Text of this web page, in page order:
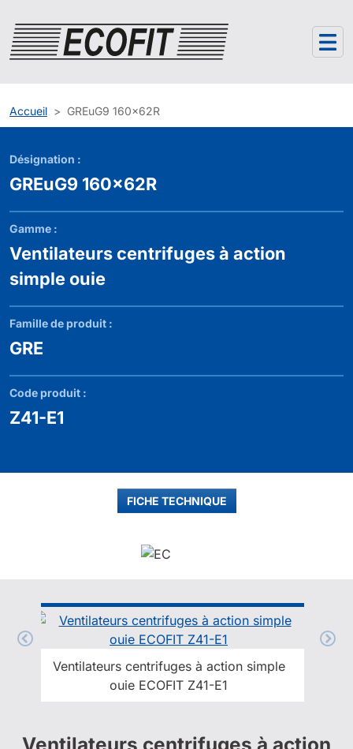
Accueil GREuG9 160x62R
Désignation :
GREuG9 160x62R
Gamme :
Ventilateurs centrifuges à action
simple ouie
Famille de produit :
GRE
Code produit :
Z41-E1
FICHE TECHNIQUE
Ventilateurs centrifuges à action simple
ouie ECOFIT Z41-E1
Ventilateurs centrifuges à action